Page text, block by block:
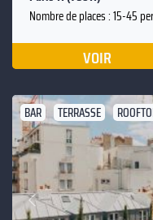
Nombre de places : 15-45
VOIR
BAR TERRASSE
Précédent